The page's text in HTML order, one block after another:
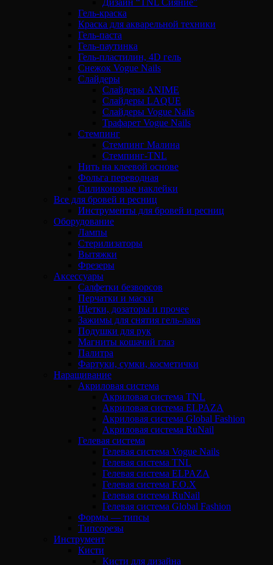
Дизайн “TNL Сияние”
Гель-краска
Краска для акварельной техники
Гель-паста
Гель-паутинка
Гель-пластилин, 4D гель
Снежок Vogue Nails
Слайдеры
Слайдеры ANIME
Слайдеры LAQUE
Слайдеры Vogue Nails
Трафарет Vogue Nails
Стемпинг
Стемпинг Малина
Стемпинг-TNL
Нить на клеевой основе
Фольга переводная
Силиконовые наклейки
Все для бровей и ресниц
Инструменты для бровей и ресниц
Оборудование
Лампы
Стерилизаторы
Вытяжки
Фрезеры
Аксессуары
Салфетки безворсов
Перчатки и маски
Щетки, дозаторы и прочее
Зажимы для снятия гель-лака
Подушки для рук
Магниты кошачий глаз
Палитра
Фартуки, сумки, косметички
Наращивание
Акриловая система
Акриловая система TNL
Акриловая система ELPAZA
Акриловая система Global Fashion
Акриловая система RuNail
Гелевая система
Гелевая система Vogue Nails
Гелевая система TNL
Гелевая система ELPAZA
Гелевая система F.O.X
Гелевая система RuNail
Гелевая система Global Fashion
Формы — типсы
Типсорезы
Инструмент
Кисти
Кисти для дизайна